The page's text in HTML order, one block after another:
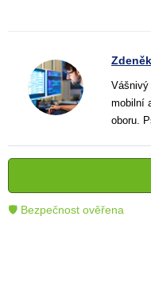
Vášnivý
mobilní
oboru.
🛡 Bezpečnost ověřena